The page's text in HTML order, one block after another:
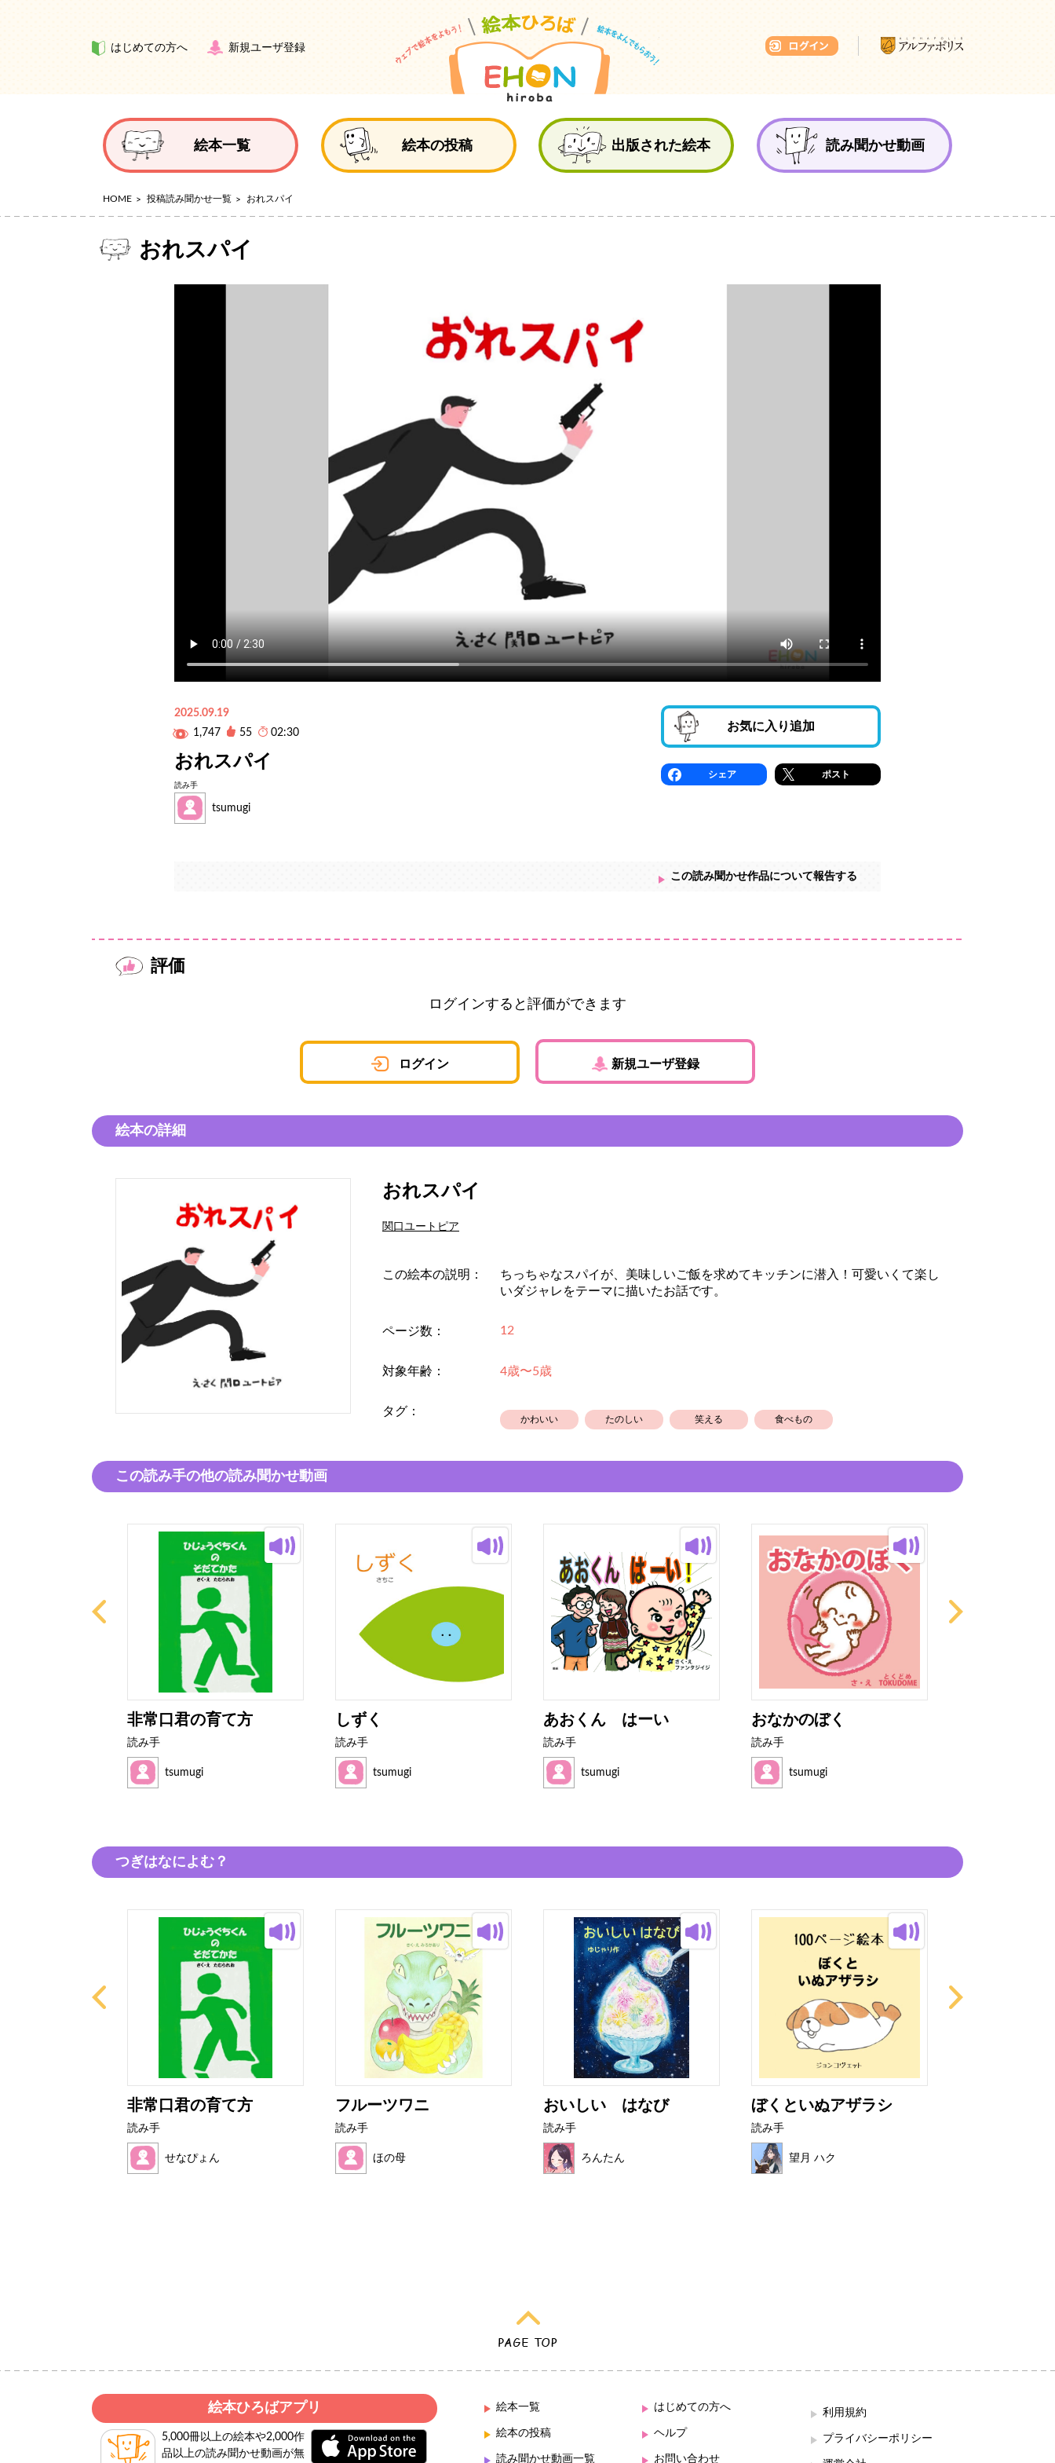
はじめての方へ 新規ユーザ登録
絵本一覧 絵本の投稿 出版された絵本 読み聞かせ動画
HOME 投稿読み聞かせ一覧 おれスパイ
おれスパイ
2025.09.19
1,747
55 02:30
おれスパイ
読み手
tsumugi
お気に入り追加
シェア ポスト
この読み聞かせ作品について報告する
評価
ログインすると評価ができます
ログイン 新規ユーザ登録
絵本の詳細
おれスパイ
関口ユートピア
この絵本の説明：
ちっちゃなスパイが、美味しいご飯を求めてキッチンに潜入！可愛いくて楽し
いダジャレをテーマに描いたお話です。
ページ数： 12
対象年齢： 4歳〜5歳
タグ：
かわいい たのしい 笑える 食べもの
この読み手の他の読み聞かせ動画
非常口君の育て方
読み手
tsumugi
しずく
読み手
tsumugi
あおくん はーい
読み手
tsumugi
おなかのぼく
読み手
tsumugi
つぎはなによむ？
非常口君の育て方
読み手
せなぴょん
フルーツワニ
読み手
ほの母
おいしい はなび
読み手
ろんたん
ぼくといぬアザラシ
読み手
望月 ハク
絵本ひろばアプリ
5,000冊以上の絵本や2,000作
品以上の読み聞かせ動画が無
絵本一覧
絵本の投稿
読み聞かせ動画一覧
はじめての方へ
ヘルプ
お問い合わせ
利用規約
プライバシーポリシー